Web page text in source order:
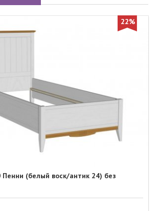
22%
Пенни (белый воск/антик 24) без